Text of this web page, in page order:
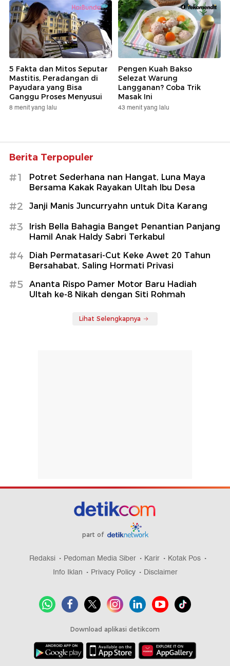
5 Fakta dan Mitos Seputar
Mastitis, Peradangan di
Payudara yang Bisa
Ganggu Proses Menyusui
8 menit yang lalu
Pengen Kuah Bakso
Selezat Warung
Langganan? Coba Trik
Masak Ini
43 menit yang lalu
Berita Terpopuler
#1
Potret Sederhana nan Hangat, Luna Maya
Bersama Kakak Rayakan Ultah Ibu Desa
#2 Janji Manis Juncurryahn untuk Dita Karang
#3
Irish Bella Bahagia Banget Penantian Panjang
Hamil Anak Haldy Sabri Terkabul
#4
Diah Permatasari-Cut Keke Awet 20 Tahun
Bersahabat, Saling Hormati Privasi
#5
Ananta Rispo Pamer Motor Baru Hadiah
Ultah ke-8 Nikah dengan Siti Rohmah
Lihat Selengkapnya
part of
Redaksi Pedoman Media Siber Karir
Kotak Pos
Info Iklan
Privacy Policy Disclaimer
Download aplikasi detikcom